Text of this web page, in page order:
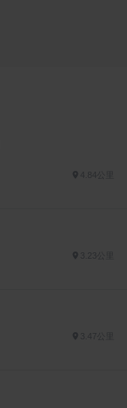
4.84公里
3.47公里